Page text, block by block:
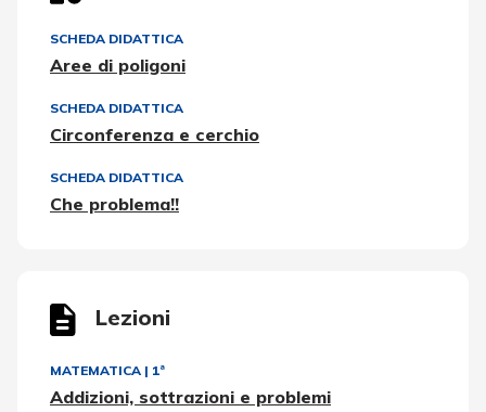
SCHEDA DIDATTICA
Aree di poligoni
SCHEDA DIDATTICA
Circonferenza e cerchio
SCHEDA DIDATTICA
Che problema!!
Lezioni
MATEMATICA | 1ª
Addizioni, sottrazioni e problemi